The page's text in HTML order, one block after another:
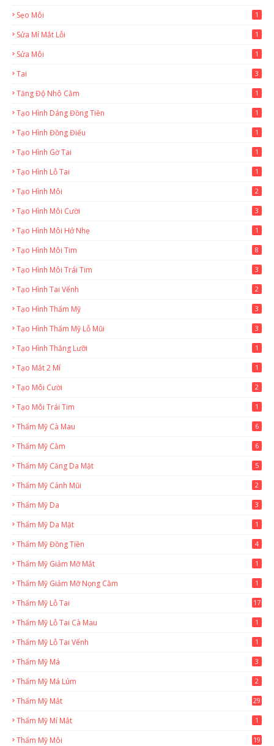
Sẹo Môi
1
Sửa Mí Mắt Lỗi 1
Sửa Môi 1
Tai 3
Tăng Độ Nhô Cằm 1
Tạo Hình Dáng Đồng Tiền 1
Tạo Hình Đồng Điếu 1
Tạo Hình Gờ Tai 1
Tạo Hình Lỗ Tai 1
Tạo Hình Môi 2
Tạo Hình Môi Cười 3
Tạo Hình Môi Hở Nhẹ 1
Tạo Hình Môi Tim 8
Tạo Hình Môi Trái Tim 3
Tạo Hình Tai Vểnh 2
Tạo Hình Thẩm Mỹ 3
Tạo Hình Thẩm Mỹ Lỗ Mũi 3
Tạo Hình Thắng Lưỡi 1
Tạo Mắt 2 Mí 1
Tạo Môi Cười 2
Tạo Môi Trái Tim 1
Thẩm Mỹ Cà Mau 6
Thẩm Mỹ Cằm 6
Thẩm Mỹ Căng Da Mặt 5
Thẩm Mỹ Cánh Mũi 2
Thẩm Mỹ Da 3
Thẩm Mỹ Da Mặt 1
Thẩm Mỹ Đồng Tiền 4
Thẩm Mỹ Giảm Mỡ Mắt 1
Thẩm Mỹ Giảm Mỡ Nọng Cằm 1
Thẩm Mỹ Lỗ Tai 17
Thẩm Mỹ Lỗ Tai Cà Mau 1
Thẩm Mỹ Lỗ Tai Vểnh 1
Thẩm Mỹ Má 3
Thẩm Mỹ Má Lúm 2
Thẩm Mỹ Mắt 29
Thẩm Mỹ Mí Mắt 1
Thẩm Mỹ Môi 19